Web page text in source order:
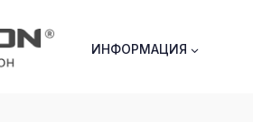
ИНФОРМАЦИЯ